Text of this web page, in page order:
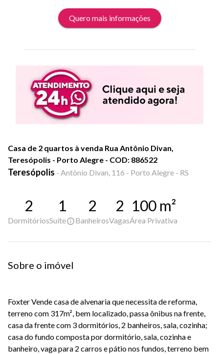
Quero mais informações
Casa de 2 quartos à venda Rua Antônio Divan,
Teresópolis - Porto Alegre - COD: 886522
Teresópolis - Antônio Divan, 116 - Porto Alegre - RS
2
Dormitórios
1
Suíte
2
Banheiros
2
Vagas
100 m²
Área Privativa
Sobre o imóvel
Foxter Vende casa de alvenaria que necessita de reforma,
terreno com 317m², bem localizado, passa ônibus na frente,
casa da frente com 3 dormitórios, 2 banheiros, sala, cozinha;
casa do fundo composta por dormitório, sala, cozinha e
banheiro, vaga para 2 carros e pátio nos fundos, terreno bem